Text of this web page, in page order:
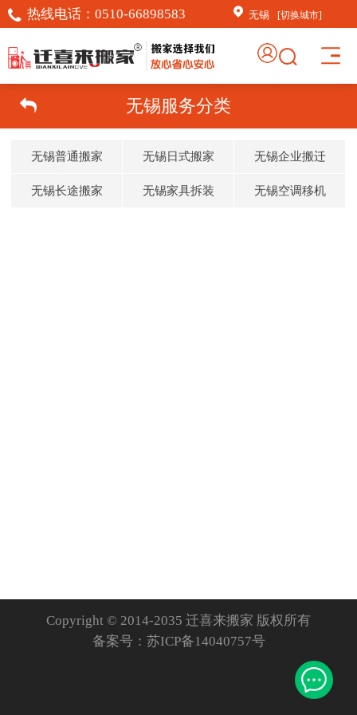
热线电话： 0510-66898583 无锡 [切换城市]
无锡服务分类
无锡普通搬家 无锡日式搬家 无锡企业搬迁
无锡长途搬家 无锡家具拆装 无锡空调移机
Copyright © 2014-2035 迁喜来搬家 版权所有
备案号： 苏ICP备14040757号